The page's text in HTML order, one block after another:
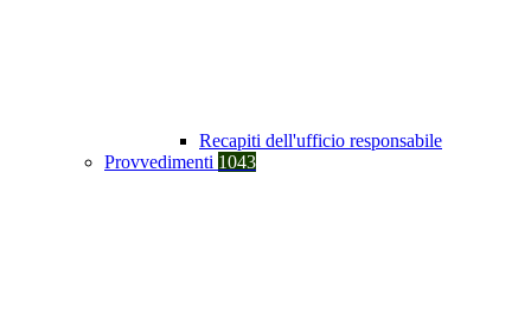
Recapiti dell'ufficio responsabile
Provvedimenti 1043